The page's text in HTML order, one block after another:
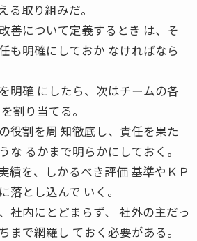
る取り組みだ。
善について定義するとき は、そ
も明確にしておか なければなら
明確 にしたら、次はチームの各
割り当てる。
役割を周 知徹底し、責任を果た
な るかまで明らかにしておく。
績を、しかるべき評価 基準やＫＰ
落とし込んで いく。
社内にとどまらず、 社外の主だっ
まで網羅し ておく必要がある。